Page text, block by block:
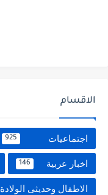
الاقسام
اجتماعيات 925
اخبار عربية 146
الاطفال وحديثى الولادة